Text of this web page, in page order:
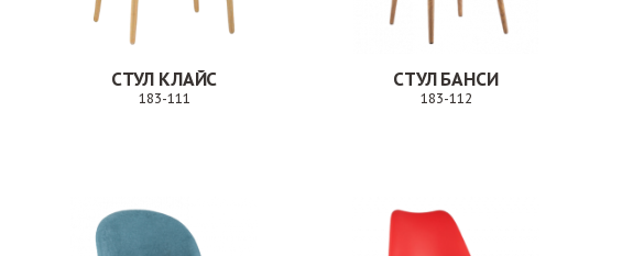
СТУЛ КЛАЙС
183-111
СТУЛ БАНСИ
183-112